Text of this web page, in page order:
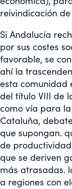
reivindicación
Si Andalucía
por sus costes
favorable, se
ahí la
esta comunidad
del título VIII de
como vía para
Cataluña,
que supongan.
de
que se deriven
más atrasadas.
a regiones con